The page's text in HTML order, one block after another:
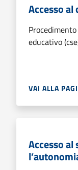
Accesso al
educativo
VAI ALLA
Accesso